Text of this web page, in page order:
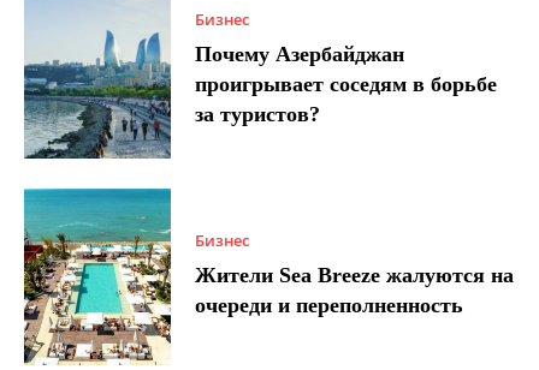
Бизнес
Почему Азербайджан
проигрывает соседям в борьбе
за туристов?
Бизнес
Жители Sea Breeze жалуются на
очереди и переполненность